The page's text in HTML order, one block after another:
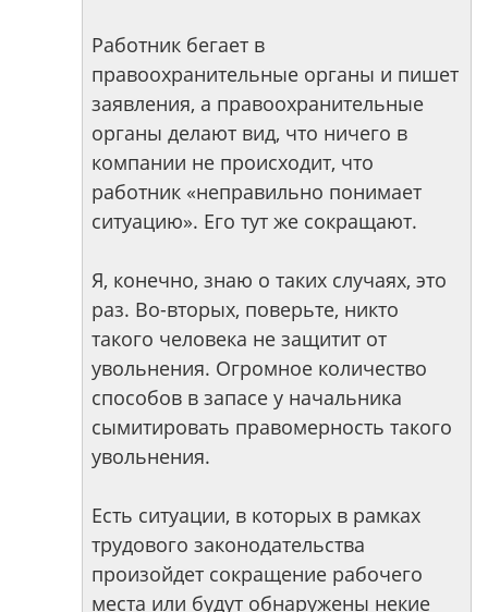
Работник бегает в
правоохранительные органы и пишет
заявления, а правоохранительные
органы делают вид, что ничего в
компании не происходит, что
работник «неправильно понимает
ситуацию». Его тут же сокращают.
Я, конечно, знаю о таких случаях, это
раз. Во-вторых, поверьте, никто
такого человека не защитит от
увольнения. Огромное количество
способов в запасе у начальника
сымитировать правомерность такого
увольнения.
Есть ситуации, в которых в рамках
трудового законодательства
произойдет сокращение рабочего
места или будут обнаружены некие